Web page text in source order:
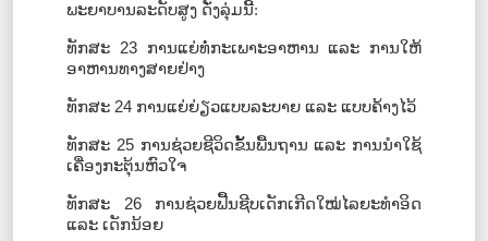
ພະຍາບານລະດັບສູງ ດັ່ງລຸ່ມນີ້:
ທັກສະ 23ການແຍ່ທໍ່ກະເພາະອາຫານ ແລະ ການໃຫ້
ອາຫານທາງສາຍຢ່າງ
ທັກສະ 24 ການແຍ່ຍ່ຽວແບບລະບາຍ ແລະ ແບບຄ້າງໄວ້
ທັກສະ 25 ການຊ່ວຍຊີວິດຂັ້ນພື້ນຖານ ແລະ ການນໍາໃຊ້
ເຄື່ອງກະຕຸ້ນຫົວໃຈ
ທັກສະ 26 ການຊ່ວຍຟື້ນຊີບເດັກເກີດໃໝ່ໄລຍະທໍາອິດ
ແລະ ເດັກນ້ອຍ